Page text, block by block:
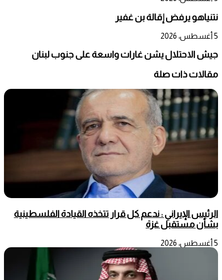
نتنياهو يرفض إقالة بن غفير
5 أغسطس، 2026
جيش الاحتلال يشن غارات واسعة على جنوب لبنان
مقالات ذات صلة
الرئيس الإيراني : ندعم كل قرار تتخذه القيادة الفلسطينية
بشأن مستقبل غزة
5 أغسطس، 2026